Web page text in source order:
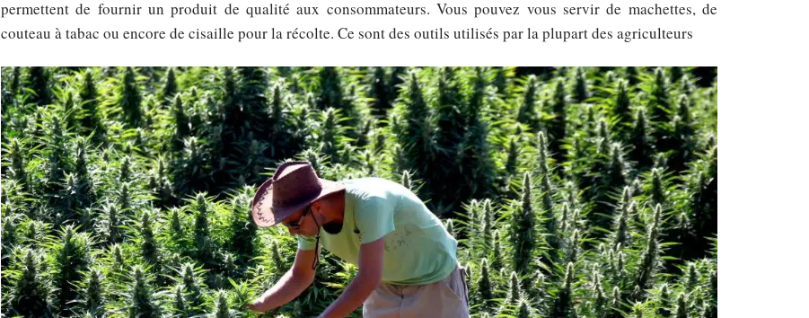
permettent de fournir un produit de qualité aux consommateurs. Vous pouvez vous servir de machettes, de
couteau à tabac ou encore de cisaille pour la récolte. Ce sont des outils utilisés par la plupart des agriculteurs